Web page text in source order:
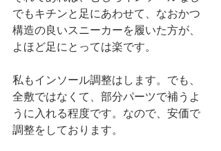
でもキチンと足にあわせて、なおかつ
構造の良いスニーカーを履いた方が、
よほど足にとっては楽です。
私もインソール調整はします。でも、
全敷ではなくて、部分パーツで補うよ
うに入れる程度です。なので、安価で
調整をしております。